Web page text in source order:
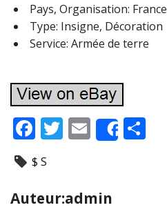
Pays, Organisation: France
Type: Insigne, Décoration
Service: Armée de terre
F
ac
e
b
T
er
E
m
l
Share
$ S
Auteur:admin